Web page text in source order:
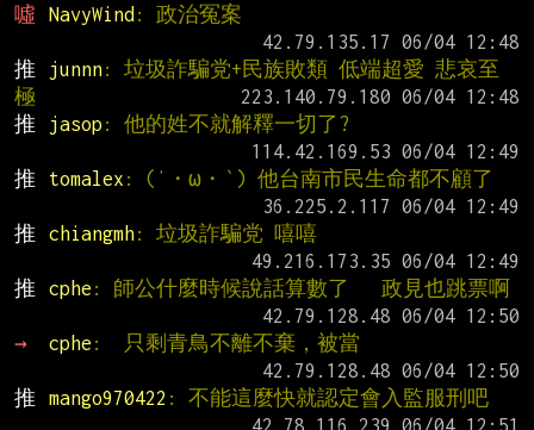
噓
NavyWind : 政治冤案
推
junnn: 垃圾詐騙党+民族敗類 低端超愛 悲哀至
極
推
jasop : 他的姓不就解釋一切了?
推
tomalex : (′・ω・‵) 他台南市民生命都不顧了
推
chiangmh: 垃圾詐騙党 嘻嘻
推
cphe : 師公什麼時候說話算數了   政見也跳票啊
→
cphe :  只剩青鳥不離不棄，被當
推
mango970422 : 不能這麼快就認定會入監服刑吧